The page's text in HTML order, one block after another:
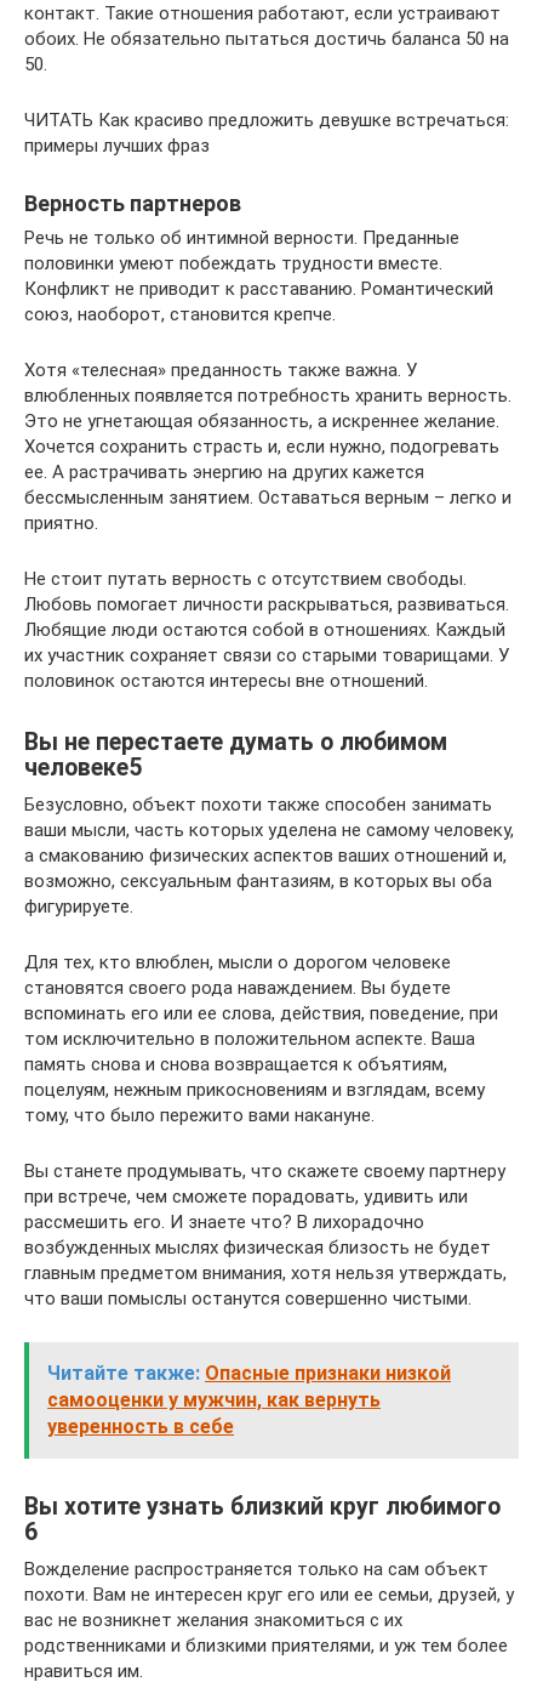
контакт. Такие отношения работают, если устраивают
обоих. Не обязательно пытаться достичь баланса 50 на
50.
ЧИТАТЬ Как красиво предложить девушке встречаться:
примеры лучших фраз
Верность партнеров
Речь не только об интимной верности. Преданные
половинки умеют побеждать трудности вместе.
Конфликт не приводит к расставанию. Романтический
союз, наоборот, становится крепче.
Хотя «телесная» преданность также важна. У
влюбленных появляется потребность хранить верность.
Это не угнетающая обязанность, а искреннее желание.
Хочется сохранить страсть и, если нужно, подогревать
ее. А растрачивать энергию на других кажется
бессмысленным занятием. Оставаться верным – легко и
приятно.
Не стоит путать верность с отсутствием свободы.
Любовь помогает личности раскрываться, развиваться.
Любящие люди остаются собой в отношениях. Каждый
их участник сохраняет связи со старыми товарищами. У
половинок остаются интересы вне отношений.
Вы не перестаете думать о любимом
человеке5
Безусловно, объект похоти также способен занимать
ваши мысли, часть которых уделена не самому человеку,
а смакованию физических аспектов ваших отношений и,
возможно, сексуальным фантазиям, в которых вы оба
фигурируете.
Для тех, кто влюблен, мысли о дорогом человеке
становятся своего рода наваждением. Вы будете
вспоминать его или ее слова, действия, поведение, при
том исключительно в положительном аспекте. Ваша
память снова и снова возвращается к объятиям,
поцелуям, нежным прикосновениям и взглядам, всему
тому, что было пережито вами накануне.
Вы станете продумывать, что скажете своему партнеру
при встрече, чем сможете порадовать, удивить или
рассмешить его. И знаете что? В лихорадочно
возбужденных мыслях физическая близость не будет
главным предметом внимания, хотя нельзя утверждать,
что ваши помыслы останутся совершенно чистыми.
Читайте также: Опасные признаки низкой
самооценки у мужчин, как вернуть
уверенность в себе
Вы хотите узнать близкий круг любимого
6
Вожделение распространяется только на сам объект
похоти. Вам не интересен круг его или ее семьи, друзей, у
вас не возникнет желания знакомиться с их
родственниками и близкими приятелями, и уж тем более
нравиться им.